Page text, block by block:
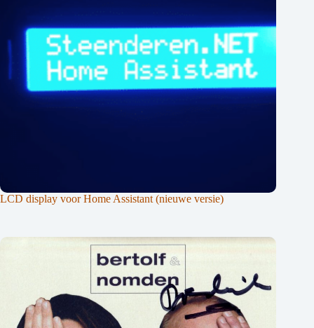
LCD display voor Home Assistant (nieuwe versie)